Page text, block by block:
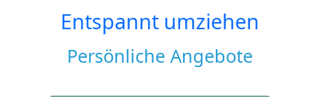
Entspannt umziehen
Persönliche Angebote